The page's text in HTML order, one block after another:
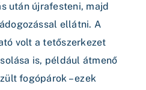
után újrafesteni, majd
ellátni. A
volt a tetőszerkezet
is, például átmenő
fogópárok – ezek